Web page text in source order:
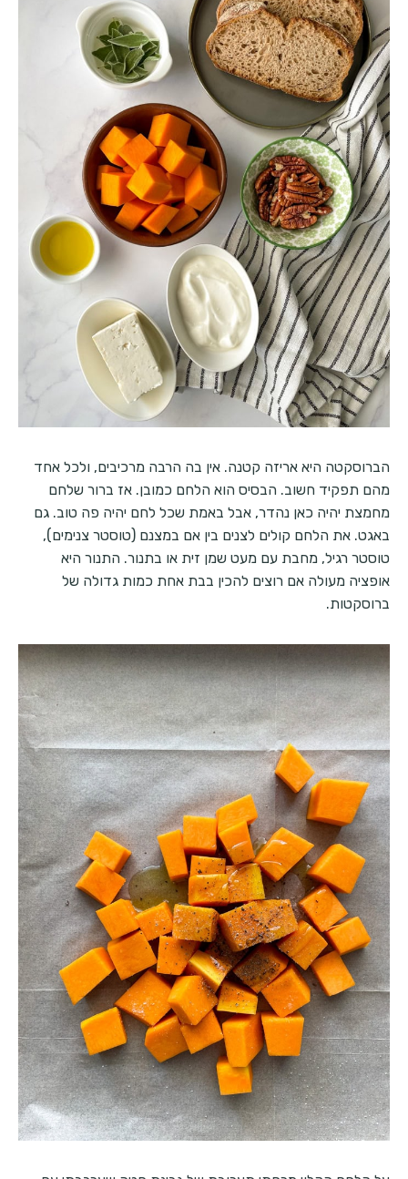
הברוסקטה היא אריזה קטנה. אין בה הרבה מרכיבים, ולכל אחד
מהם תפקיד חשוב. הבסיס הוא הלחם כמובן. אז ברור שלחם
מחמצת יהיה כאן נהדר, אבל באמת שכל לחם יהיה פה טוב. גם
באגט. את הלחם קולים לצנים בין אם במצנם (טוסטר צנימים),
טוסטר רגיל, מחבת עם מעט שמן זית או בתנור. התנור היא
אופציה מעולה אם רוצים להכין בבת אחת כמות גדולה של
ברוסקטות.